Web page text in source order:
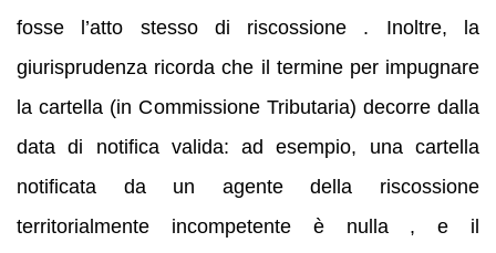
fosse l’atto stesso di riscossione . Inoltre, la
giurisprudenza ricorda che il termine per impugnare
la cartella (in Commissione Tributaria) decorre dalla
data di notifica valida: ad esempio, una cartella
notificata da un agente della riscossione
territorialmente incompetente è nulla , e il